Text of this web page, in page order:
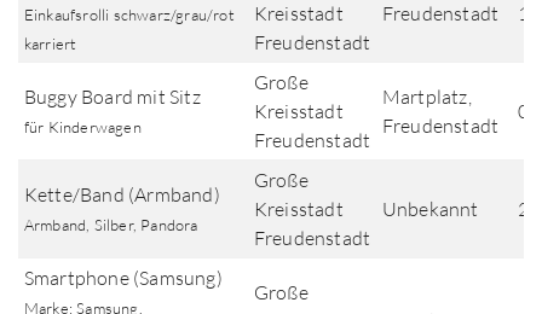
Einkaufsrolli schwarz/grau/rot
karriert
Kreisstadt
Freudenstadt
Freudenstadt
Buggy Board mit Sitz
für Kinderwagen
Große
Kreisstadt
Freudenstadt
Martplatz,
Freudenstadt
Kette/Band (Armband)
Armband, Silber, Pandora
Große
Kreisstadt
Freudenstadt
Unbekannt
Smartphone (Samsung)
Marke: Samsung,
Große